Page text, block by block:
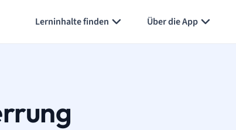
Lerninhalte finden Über die App